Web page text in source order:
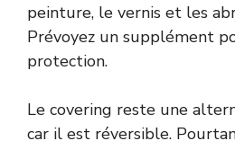
peinture, le vernis et les
Prévoyez un supplément
protection.
Le covering reste une
car il est réversible.